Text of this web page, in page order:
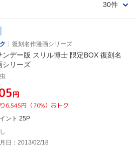
30件
復刻名作漫画シリーズ
ンデー版 スリル博士 限定BOX 復刻名
シリーズ
円
6,545円（70%）おトク
ント 25P
日：2013/02/18